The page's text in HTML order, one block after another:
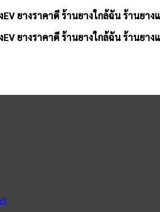
ยางราคาดี ร้านยางใกล้ฉัน ร้านย
ยางราคาดี ร้านยางใกล้ฉัน ร้านย